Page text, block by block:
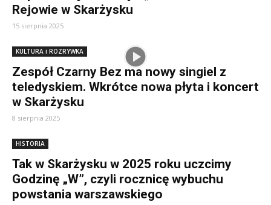
Rejowie w Skarżysku
15 sierpnia 2025
KULTURA i ROZRYWKA
Zespół Czarny Bez ma nowy singiel z
teledyskiem. Wkrótce nowa płyta i koncert
w Skarżysku
8 sierpnia 2025
HISTORIA
Tak w Skarżysku w 2025 roku uczcimy
Godzinę „W”, czyli rocznicę wybuchu
powstania warszawskiego